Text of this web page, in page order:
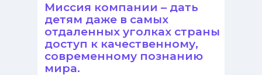
Миссия компании – дать
детям даже в самых
отдаленных уголках страны
доступ к качественному,
современному познанию
мира.